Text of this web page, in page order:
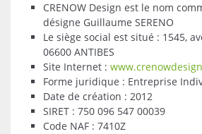
CRENOW Design est le nom
désigne Guillaume SERENO
Le siège social est situé : 1545,
06600 ANTIBES
Site Internet :
Forme juridique : Entreprise
Date de création : 2012
SIRET : 750 096 547 00039
Code NAF : 7410Z